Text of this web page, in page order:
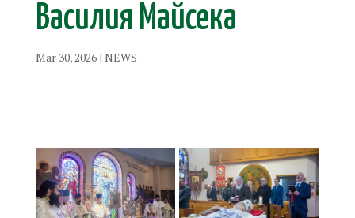
Василия Майсека
Mar 30, 2026| NEWS